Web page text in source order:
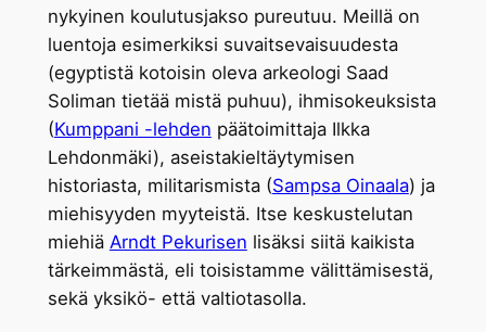
nykyinen koulutusjakso pureutuu. Meillä on
luentoja esimerkiksi suvaitsevaisuudesta
(egyptistä kotoisin oleva arkeologi Saad
Soliman tietää mistä puhuu), ihmisokeuksista
(Kumppani -lehden päätoimittaja Ilkka
Lehdonmäki), aseistakieltäytymisen
historiasta, militarismista (Sampsa Oinaala) ja
miehisyyden myyteistä. Itse keskustelutan
miehiä Arndt Pekurisen lisäksi siitä kaikista
tärkeimmästä, eli toisistamme välittämisestä,
sekä yksikö- että valtiotasolla.